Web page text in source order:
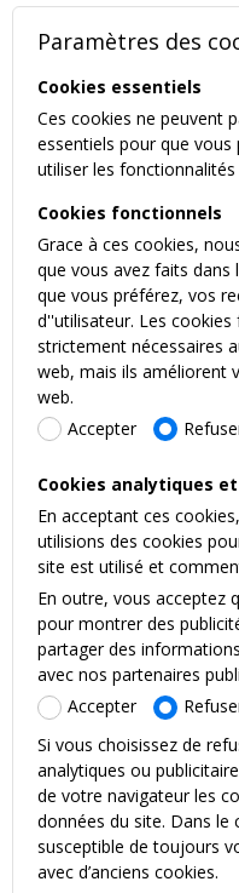
Paramètres des
Cookies essentiels
Ces cookies ne peuvent
essentiels pour que
utiliser les fonctionnalités
Cookies fonctionnels
Grace à ces cookies,
que vous avez faits
que vous préférez, vos
d''utilisateur. Les
strictement nécessaires
web, mais ils améliorent
web.
Accepter
Cookies analytiques
En acceptant ces
utilisions des cookies
site est utilisé et
En outre, vous acceptez
pour montrer des
partager des
avec nos partenaires
Accepter
Si vous choisissez de
analytiques ou
de votre navigateur les
données du site. Dans le
susceptible de toujours
avec d’anciens cookies.